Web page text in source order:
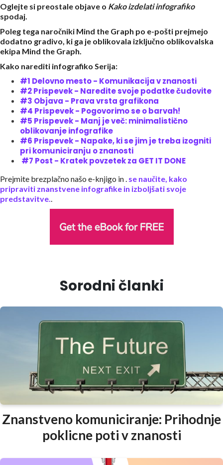
Oglejte si preostale objave o Kako izdelati infografiko
spodaj.
Poleg tega naročniki Mind the Graph po e-pošti prejmejo
dodatno gradivo, ki ga je oblikovala izključno oblikovalska
ekipa Mind the Graph.
Kako narediti infografiko Serija:
#1 Delovno mesto - Komunikacija v znanosti
#2 Prispevek - Naredite svoje podatke čudovite
#3 Objava - Prava vrsta grafikona
#4 Prispevek - Pogovorimo se o barvah!
#5 Prispevek - Manj je več: minimalistično
oblikovanje infografike
#6 Prispevek - Napake, ki se jim je treba izogniti
pri komuniciranju o znanosti
#7 Post - Kratek povzetek za GET IT DONE
Prejmite brezplačno našo e-knjigo in . se naučite, kako
pripraviti znanstvene infografike in izboljšati svoje
predstavitve..
Sorodni članki
Znanstveno komuniciranje: Prihodnje
poklicne poti v znanosti